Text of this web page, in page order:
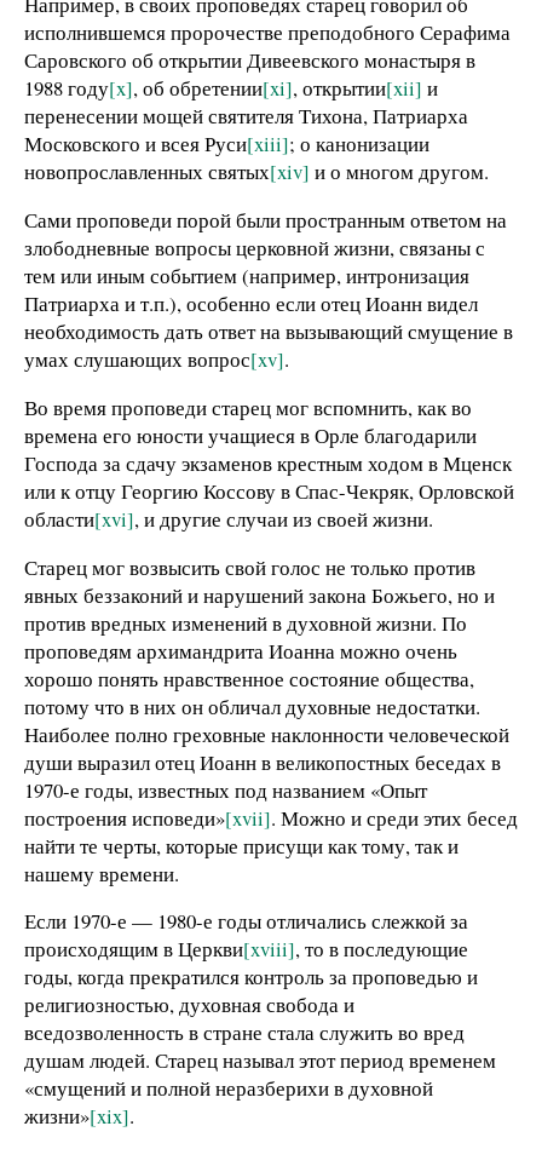
исполнившемся пророчестве преподобного Серафима
Саровского об открытии Дивеевского монастыря в
1988 году[x], об обретении[xi], открытии[xii] и
перенесении мощей святителя Тихона, Патриарха
Московского и всея Руси[xiii]; о канонизации
новопрославленных святых[xiv] и о многом другом.
Сами проповеди порой были пространным ответом на
злободневные вопросы церковной жизни, связаны с
тем или иным событием (например, интронизация
Патриарха и т.п.), особенно если отец Иоанн видел
необходимость дать ответ на вызывающий смущение в
умах слушающих вопрос[xv].
Во время проповеди старец мог вспомнить, как во
времена его юности учащиеся в Орле благодарили
Господа за сдачу экзаменов крестным ходом в Мценск
или к отцу Георгию Коссову в Спас-Чекряк, Орловской
области[xvi], и другие случаи из своей жизни.
Старец мог возвысить свой голос не только против
явных беззаконий и нарушений закона Божьего, но и
против вредных изменений в духовной жизни. По
проповедям архимандрита Иоанна можно очень
хорошо понять нравственное состояние общества,
потому что в них он обличал духовные недостатки.
Наиболее полно греховные наклонности человеческой
души выразил отец Иоанн в великопостных беседах в
1970-е годы, известных под названием «Опыт
построения исповеди»[xvii]. Можно и среди этих бесед
найти те черты, которые присущи как тому, так и
нашему времени.
Если 1970-е — 1980-е годы отличались слежкой за
происходящим в Церкви[xviii], то в последующие
годы, когда прекратился контроль за проповедью и
религиозностью, духовная свобода и
вседозволенность в стране стала служить во вред
душам людей. Старец называл этот период временем
«смущений и полной неразберихи в духовной
жизни»[xix].